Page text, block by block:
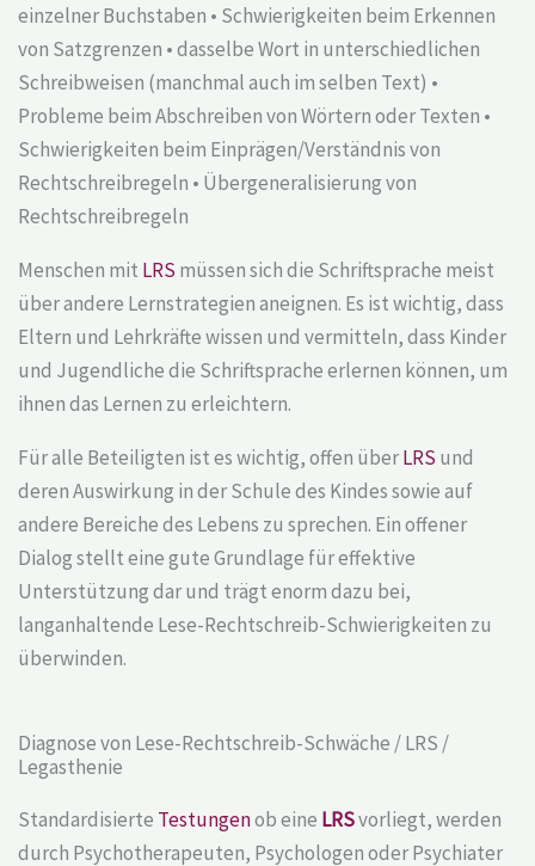
einzelner Buchstaben • Schwierigkeiten beim Erkennen
von Satzgrenzen • dasselbe Wort in unterschiedlichen
Schreibweisen (manchmal auch im selben Text) •
Probleme beim Abschreiben von Wörtern oder Texten •
Schwierigkeiten beim Einprägen/Verständnis von
Rechtschreibregeln • Übergeneralisierung von
Rechtschreibregeln
Menschen mit LRS müssen sich die Schriftsprache meist
über andere Lernstrategien aneignen. Es ist wichtig, dass
Eltern und Lehrkräfte wissen und vermitteln, dass Kinder
und Jugendliche die Schriftsprache erlernen können, um
ihnen das Lernen zu erleichtern.
Für alle Beteiligten ist es wichtig, offen überLRS und
deren Auswirkung in der Schule des Kindes sowie auf
andere Bereiche des Lebens zu sprechen. Ein offener
Dialog stellt eine gute Grundlage für effektive
Unterstützung dar und trägt enorm dazu bei,
langanhaltende Lese-Rechtschreib-Schwierigkeiten zu
überwinden.
Diagnose von Lese-Rechtschreib-Schwäche / LRS /
Legasthenie
Standardisierte Testungenob eine LRSvorliegt, werden
durch Psychotherapeuten, Psychologen oder Psychiater